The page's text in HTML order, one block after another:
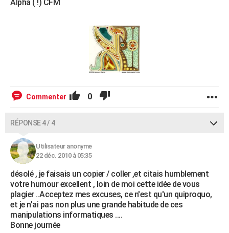
Alpha ( !) CFM
Commenter 0
RÉPONSE 4 / 4
Utilisateur anonyme
22 déc. 2010 à 05:35
désolé , je faisais un copier / coller ,et citais humblement
votre humour excellent , loin de moi cette idée de vous
plagier ..Acceptez mes excuses, ce n'est qu'un quiproquo,
et je n'ai pas non plus une grande habitude de ces
manipulations informatiques ....
Bonne journée